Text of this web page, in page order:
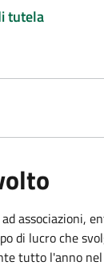
tutela
associazioni,
di lucro che
tutto l'anno